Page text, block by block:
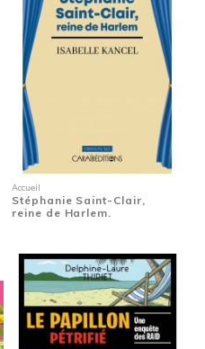
Accueil
Stéphanie Saint-Clair,
reine de Harlem.